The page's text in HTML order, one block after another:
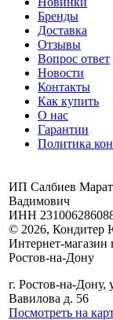
Бренды
Доставка
Отзывы
Вопрос ответ
Новости
Контакты
Как купить
О нас
Гарантии
Политика
ИП Салбиев Марат
Вадимович
ИНН
© 2026, Кондитер
Интернет-магазин
Ростов-на-Дону
г. Ростов-на-Дону,
Вавилова д. 56
Посмотреть на